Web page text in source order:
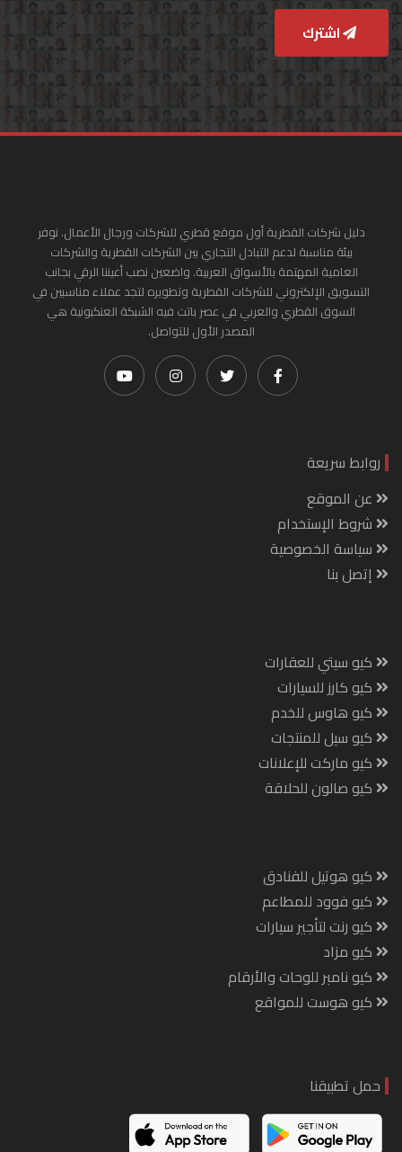
اشترك
دليل شركات القطرية أول موقع قطري للشركات ورجال الأعمال. نوفر
بيئة مناسبة لدعم التبادل التجاري بين الشركات القطرية والشركات
العامية المهتمة بالأسواق العربية. واضعين نصب أعيننا الرقي بجانب
التسويق الإلكتروني للشركات القطرية وتطويره لتجد عملاء مناسبين في
السوق القطري والعربي في عصر باتت فيه الشبكة العنكبونية هي
المصدر الأول للتواصل.
روابط سريعة
عن الموقع
شروط الإستخدام
سياسة الخصوصية
إتصل بنا
كيو سيتي للعقارات
كيو كارز للسيارات
كيو هاوس للخدم
كيو سيل للمنتجات
كيو ماركت للإعلانات
كيو صالون للحلاقة
كيو هوتيل للفنادق
كيو فوود للمطاعم
كيو رنت لتأجير سيارات
كيو مزاد
كيو نامبر للوحات والأرقام
كيو هوست للمواقع
حمل تطبيقنا